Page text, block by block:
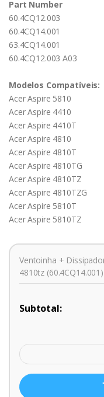
Part Number
60.4CQ12.003
60.4CQ14.001
63.4CQ14.001
60.4CQ12.003 A03
Modelos Compatíveis:
Acer Aspire 5810
Acer Aspire 4410
Acer Aspire 4410T
Acer Aspire 4810
Acer Aspire 4810T
Acer Aspire 4810TG
Acer Aspire 4810TZ
Acer Aspire 4810TZG
Acer Aspire 5810T
Acer Aspire 5810TZ
Ventoinha +
4810tz (60.4CQ14.001)
Subtotal: